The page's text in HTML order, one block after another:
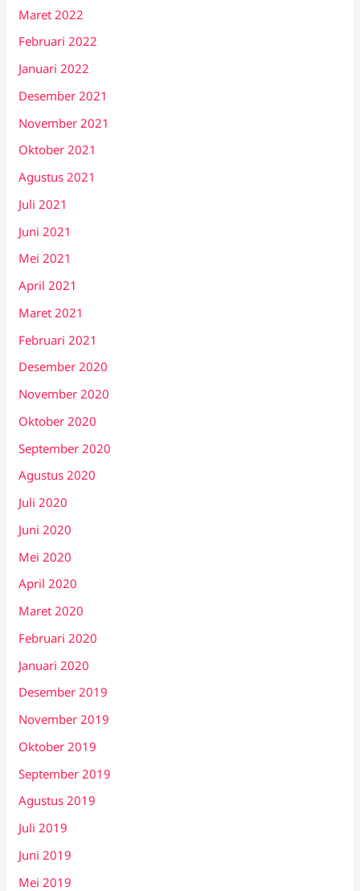
Maret 2022
Februari 2022
Januari 2022
Desember 2021
November 2021
Oktober 2021
Agustus 2021
Juli 2021
Juni 2021
Mei 2021
April 2021
Maret 2021
Februari 2021
Desember 2020
November 2020
Oktober 2020
September 2020
Agustus 2020
Juli 2020
Juni 2020
Mei 2020
April 2020
Maret 2020
Februari 2020
Januari 2020
Desember 2019
November 2019
Oktober 2019
September 2019
Agustus 2019
Juli 2019
Juni 2019
Mei 2019